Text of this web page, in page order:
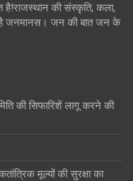
की संस्कृति, कला,
है जनमानस। जन की बात जन के
की सिफारिशें लागू करने की
मूल्यों की सुरक्षा का